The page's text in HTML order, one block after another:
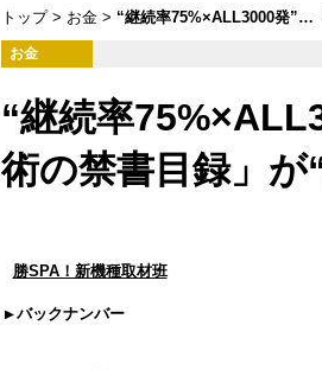
トップ お金 “継続率75%×ALL3000発”…
お金
“継続率
術の禁書目録」が
勝SPA！新機種取材班
バックナンバー